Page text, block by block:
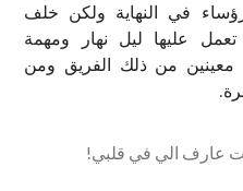
في النهاية ولكن خلف
عليها ليل نهار ومهمة
معينين من ذلك الفريق ومن
عارف الي في قلبي!